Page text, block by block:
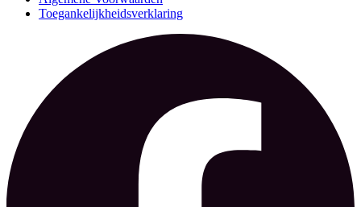
Toegankelijkheidsverklaring